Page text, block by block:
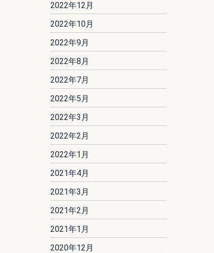
2022年12月
2022年10月
2022年9月
2022年8月
2022年7月
2022年5月
2022年3月
2022年2月
2022年1月
2021年4月
2021年3月
2021年2月
2021年1月
2020年12月